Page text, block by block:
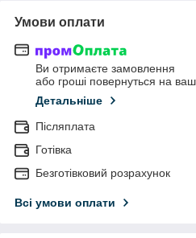
Умови оплати
Ви отримаєте замовлення
або гроші повернуться на
Детальніше
Післяплата
Готівка
Безготівковий розрахунок
Всі умови оплати